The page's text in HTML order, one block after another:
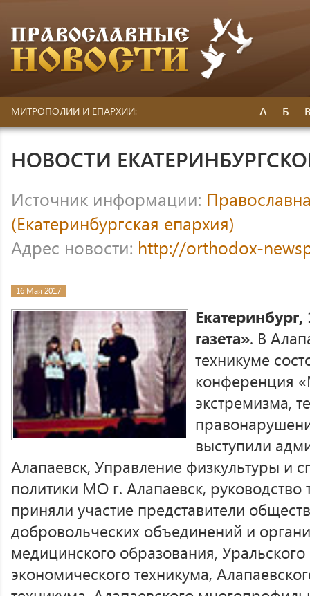
МИТРОПОЛИИ И ЕПАРХИИ: А Б
НОВОСТИ
Источник информации:
(Екатеринбургская епархия)
Адрес новости: http://orthodox-
16 Мая 2017
газета». В
техникуме
конференция
экстремизма,
выступили
Алапаевск, Управление физкультуры и
политики МО г. Алапаевск,
приняли участие представители
добровольческих объединений и
медицинского образования,
экономического техникума,